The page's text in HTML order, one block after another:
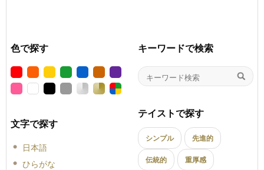
色で探す
文字で探す
日本語
ひらがな
キーワードで検索
テイストで探す
シンプル 先進的
伝統的 重厚感